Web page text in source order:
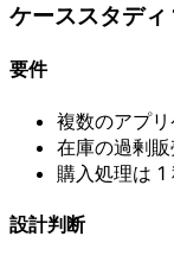
ケーススタディ
要件
複数のアプ
在庫の過剰
購入処理は 1
設計判断